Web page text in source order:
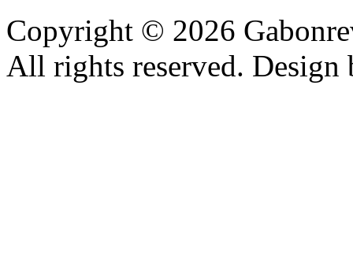
Copyright © 2026
All rights reserved.